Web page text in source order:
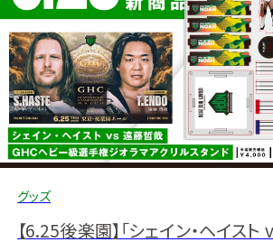
ス
リ
ン
グ・
ノ
グッズ
【6.25後楽園】「シェイン・ヘイス